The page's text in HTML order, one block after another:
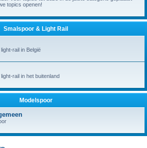
topics openen!
Smalspoor & Light Rail
rail in België
rail in het buitenland
Modelspoor